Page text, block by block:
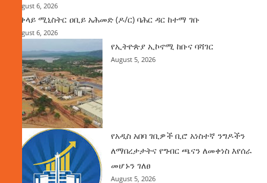
August 6, 2026
ጠቅላይ ሚኒስትር ዐቢይ አሕመድ (ዶ/ር) ባሕር ዳር ከተማ ገቡ
August 6, 2026
የኢትዮጵያ ኢኮኖሚ ከቡና ባሻገር
August 5, 2026
የአዲስ አበባ ገቢዎች ቢሮ አነስተኛ ንግዶችን
ለማበረታታትና የግብር ጫናን ለመቀነስ እየሰራ
መሆኑን ገለፀ
August 5, 2026